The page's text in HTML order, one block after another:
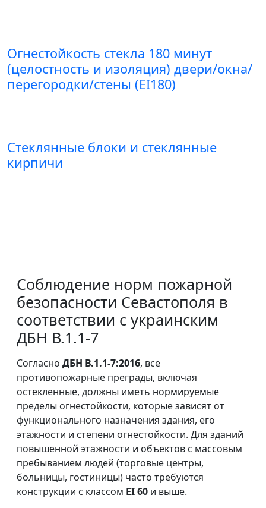
Огнестойкость стекла 180 минут
(целостность и изоляция) двери/окна/
перегородки/стены (EI180)
Стеклянные блоки и стеклянные
кирпичи
Соблюдение норм пожарной
безопасности Севастополя в
соответствии с украинским
ДБН В.1.1-7
Согласно ДБН В.1.1-7:2016, все
противопожарные преграды, включая
остекленные, должны иметь нормируемые
пределы огнестойкости, которые зависят от
функционального назначения здания, его
этажности и степени огнестойкости. Для зданий
повышенной этажности и объектов с массовым
пребыванием людей (торговые центры,
больницы, гостиницы) часто требуются
конструкции с классом EI 60 и выше.